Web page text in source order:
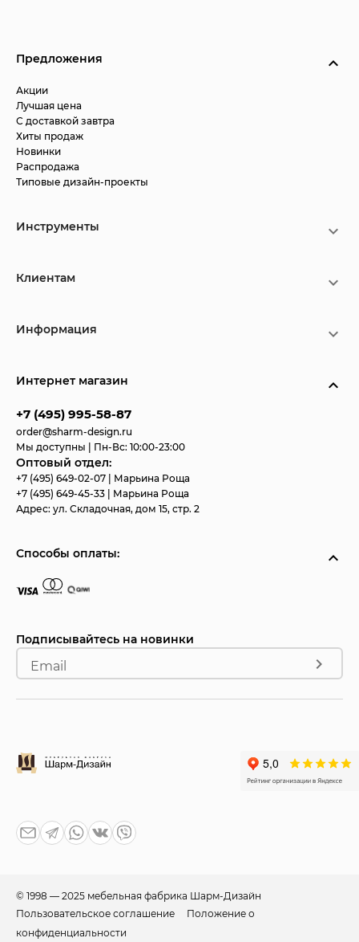
Предложения
Акции
Лучшая цена
С доставкой завтра
Хиты продаж
Новинки
Распродажа
Типовые дизайн-проекты
Инструменты
Клиентам
Информация
Интернет магазин
+7 (495) 995-58-87
order@sharm-design.ru
Мы доступны | Пн-Вс: 10:00-23:00
Оптовый отдел:
+7 (495) 649-02-07
| Марьина Роща
+7 (495) 649-45-33
| Марьина Роща
Адрес: ул. Складочная, дом 15, стр. 2
Способы оплаты:
Подписывайтесь на новинки
Email
© 1998 — 2025 мебельная фабрика Шарм-Дизайн
Пользовательское соглашение
Положение о
конфиденциальности